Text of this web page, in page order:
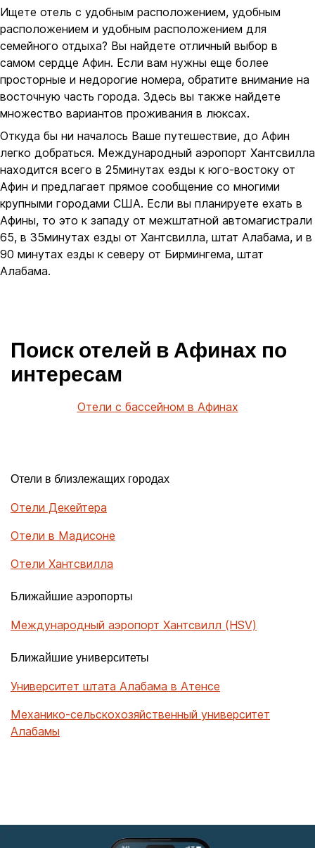
Ищете отель с удобным расположением, удобным
расположением и удобным расположением для
семейного отдыха? Вы найдете отличный выбор в
самом сердце Афин. Если вам нужны еще более
просторные и недорогие номера, обратите внимание на
восточную часть города. Здесь вы также найдете
множество вариантов проживания в люксах.
Откуда бы ни началось Ваше путешествие, до Афин
легко добраться. Международный аэропорт Хантсвилла
находится всего в 25минутах езды к юго-востоку от
Афин и предлагает прямое сообщение со многими
крупными городами США. Если вы планируете ехать в
Афины, то это к западу от межштатной автомагистрали
65, в 35минутах езды от Хантсвилла, штат Алабама, и в
90 минутах езды к северу от Бирмингема, штат
Алабама.
Поиск отелей в Афинах по
интересам
Отели с бассейном в Афинах
Отели в близлежащих городах
Отели Декейтера
Отели в Мадисоне
Отели Хантсвилла
Ближайшие аэропорты
Международный аэропорт Хантсвилл (HSV)
Ближайшие университеты
Университет штата Алабама в Атенсе
Механико-сельскохозяйственный университет
Алабамы